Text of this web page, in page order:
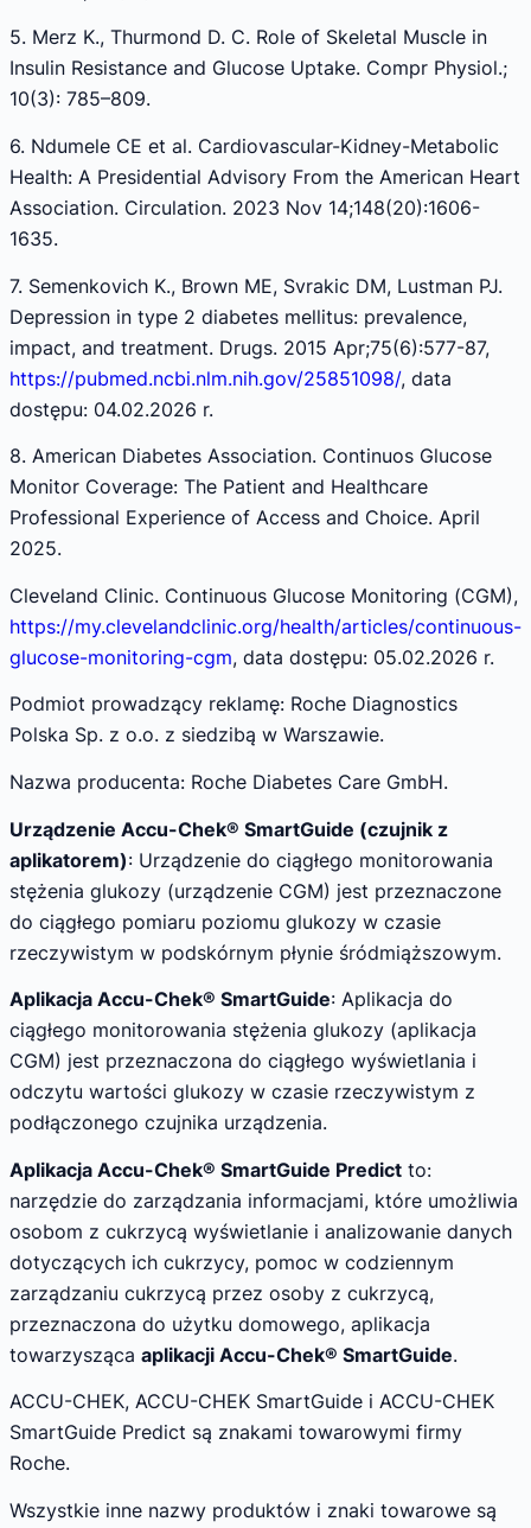
5. Merz K., Thurmond D. C. Role of Skeletal Muscle in
Insulin Resistance and Glucose Uptake. Compr Physiol.;
10(3): 785–809.
6. Ndumele CE et al. Cardiovascular-Kidney-Metabolic
Health: A Presidential Advisory From the American Heart
Association. Circulation. 2023 Nov 14;148(20):1606-
1635.
7. Semenkovich K., Brown ME, Svrakic DM, Lustman PJ.
Depression in type 2 diabetes mellitus: prevalence,
impact, and treatment. Drugs. 2015 Apr;75(6):577-87,
https://pubmed.ncbi.nlm.nih.gov/25851098/, data
dostępu: 04.02.2026 r.
8. American Diabetes Association. Continuos Glucose
Monitor Coverage: The Patient and Healthcare
Professional Experience of Access and Choice. April
2025.
Cleveland Clinic. Continuous Glucose Monitoring (CGM),
https://my.clevelandclinic.org/health/articles/continuous-
glucose-monitoring-cgm, data dostępu: 05.02.2026 r.
Podmiot prowadzący reklamę: Roche Diagnostics
Polska Sp. z o.o. z siedzibą w Warszawie.
Nazwa producenta: Roche Diabetes Care GmbH.
Urządzenie Accu-Chek® SmartGuide (czujnik z
aplikatorem): Urządzenie do ciągłego monitorowania
stężenia glukozy (urządzenie CGM) jest przeznaczone
do ciągłego pomiaru poziomu glukozy w czasie
rzeczywistym w podskórnym płynie śródmiąższowym.
Aplikacja Accu-Chek® SmartGuide: Aplikacja do
ciągłego monitorowania stężenia glukozy (aplikacja
CGM) jest przeznaczona do ciągłego wyświetlania i
odczytu wartości glukozy w czasie rzeczywistym z
podłączonego czujnika urządzenia.
Aplikacja Accu-Chek® SmartGuide Predict to:
narzędzie do zarządzania informacjami, które umożliwia
osobom z cukrzycą wyświetlanie i analizowanie danych
dotyczących ich cukrzycy, pomoc w codziennym
zarządzaniu cukrzycą przez osoby z cukrzycą,
przeznaczona do użytku domowego, aplikacja
towarzysząca aplikacji Accu-Chek® SmartGuide.
ACCU-CHEK, ACCU-CHEK SmartGuide i ACCU-CHEK
SmartGuide Predict są znakami towarowymi firmy
Roche.
Wszystkie inne nazwy produktów i znaki towarowe są